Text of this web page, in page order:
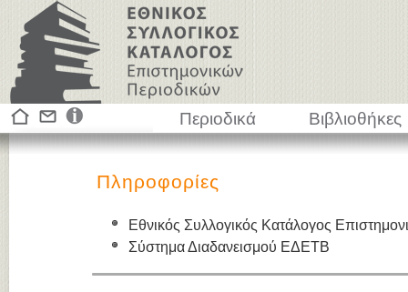
Περιοδικά Βιβλιοθήκες
Πληροφορίες
Εθνικός Συλλογικός Κατάλογος
Σύστημα Διαδανεισμού ΕΔΕΤΒ